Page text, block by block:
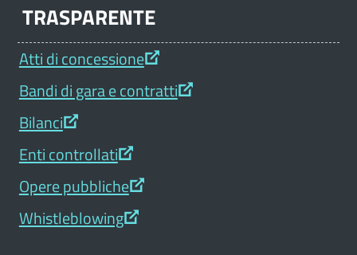
TRASPARENTE
Atti di concessione
Bandi di gara e contratti
Bilanci
Enti controllati
Opere pubbliche
Whistleblowing